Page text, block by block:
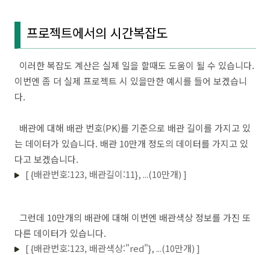
프로젝트에서의 시간복잡도
이러한 복잡도 계산은 실제 일을 할때도 도움이 될 수 있습니다.
이번엔 좀 더 실제 프로젝트 시 있을만한 예시를 들어 보겠습니
다.
배관에 대해 배관 번호(PK)를 기준으로 배관 길이를 가지고 있
는 데이터가 있습니다. 배관 10만개 정도의 데이터를 가지고 있
다고 보겠습니다.
[ {배관번호:123, 배관길이:11}, ...(10만개) ]
그런데 10만개의 배관에 대해 이번엔 배관색상 정보를 가진 또
다른 데이터가 있습니다.
[ {배관번호:123, 배관색상:"red"}, ...(10만개) ]